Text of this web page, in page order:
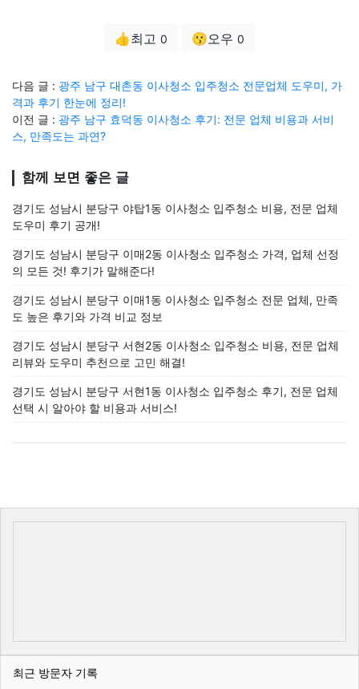
👍최고 0 😗오우 0
다음 글 : 광주 남구 대촌동 이사청소 입주청소 전문업체 도우미, 가
격과 후기 한눈에 정리!
이전 글 : 광주 남구 효덕동 이사청소 후기: 전문 업체 비용과 서비
스, 만족도는 과연?
함께 보면 좋은 글
경기도 성남시 분당구 야탑1동 이사청소 입주청소 비용, 전문 업체
도우미 후기 공개!
경기도 성남시 분당구 이매2동 이사청소 입주청소 가격, 업체 선정
의 모든 것! 후기가 말해준다!
경기도 성남시 분당구 이매1동 이사청소 입주청소 전문 업체, 만족
도 높은 후기와 가격 비교 정보
경기도 성남시 분당구 서현2동 이사청소 입주청소 비용, 전문 업체
리뷰와 도우미 추천으로 고민 해결!
경기도 성남시 분당구 서현1동 이사청소 입주청소 후기, 전문 업체
선택 시 알아야 할 비용과 서비스!
최근 방문자 기록